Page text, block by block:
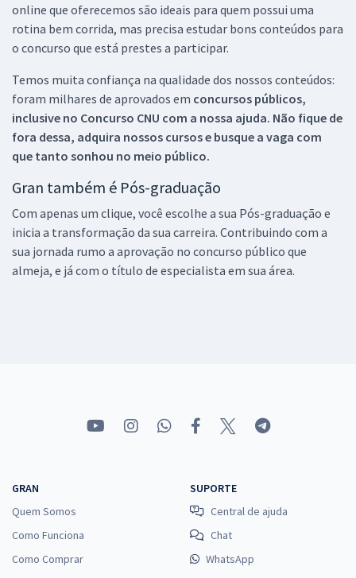
online que oferecemos são ideais para quem possui uma
rotina bem corrida, mas precisa estudar bons conteúdos para
o concurso que está prestes a participar.
Temos muita confiança na qualidade dos nossos conteúdos:
foram milhares de aprovados em concursos públicos,
inclusive no Concurso CNU com a nossa ajuda. Não fique de
fora dessa, adquira nossos cursos e busque a vaga com
que tanto sonhou no meio público.
Gran também é Pós-graduação
Com apenas um clique, você escolhe a sua Pós-graduação e
inicia a transformação da sua carreira. Contribuindo com a
sua jornada rumo a aprovação no concurso público que
almeja, e já com o título de especialista em sua área.
GRAN
Quem Somos
Como Funciona
Como Comprar
SUPORTE
Central de ajuda
Chat
WhatsApp